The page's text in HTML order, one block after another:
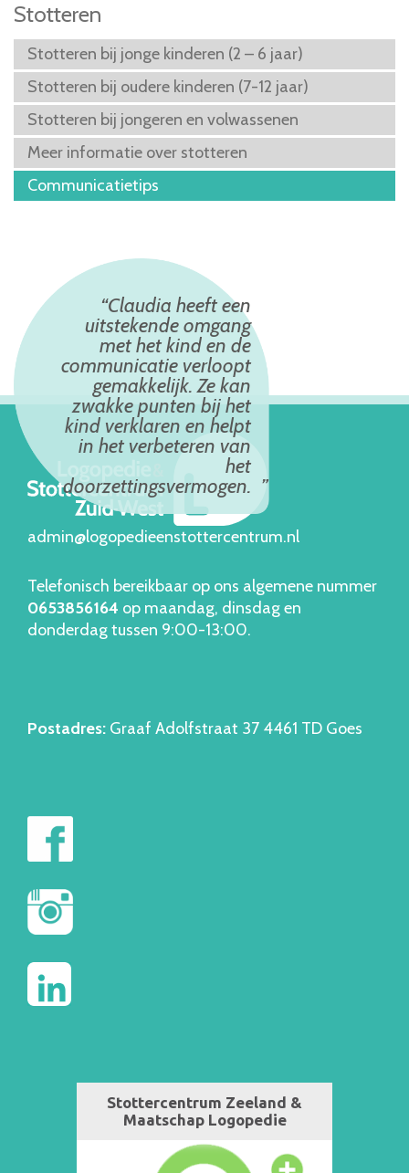
Stotteren
Stotteren bij jonge kinderen (2 – 6 jaar)
Stotteren bij oudere kinderen (7-12 jaar)
Stotteren bij jongeren en volwassenen
Meer informatie over stotteren
Communicatietips
Claudia heeft een
uitstekende omgang
met het kind en de
communicatie verloopt
gemakkelijk. Ze kan
zwakke punten bij het
kind verklaren en helpt
in het verbeteren van
het
doorzettingsvermogen.
admin@logopedieenstottercentrum.nl
Telefonisch bereikbaar op ons algemene nummer
0653856164 op maandag, dinsdag en
donderdag tussen 9:00-13:00.
Postadres: Graaf Adolfstraat 37 4461 TD Goes